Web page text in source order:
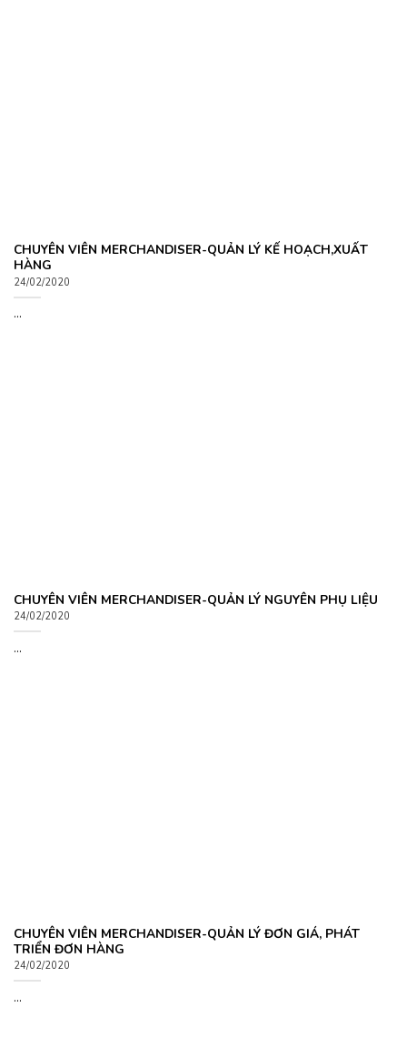
CHUYÊN VIÊN MERCHANDISER-QUẢN LÝ KẾ HOẠCH,XUẤT
HÀNG
24/02/2020
...
CHUYÊN VIÊN MERCHANDISER-QUẢN LÝ NGUYÊN PHỤ LIỆU
24/02/2020
...
CHUYÊN VIÊN MERCHANDISER-QUẢN LÝ ĐƠN GIÁ, PHÁT
TRIỂN ĐƠN HÀNG
24/02/2020
...